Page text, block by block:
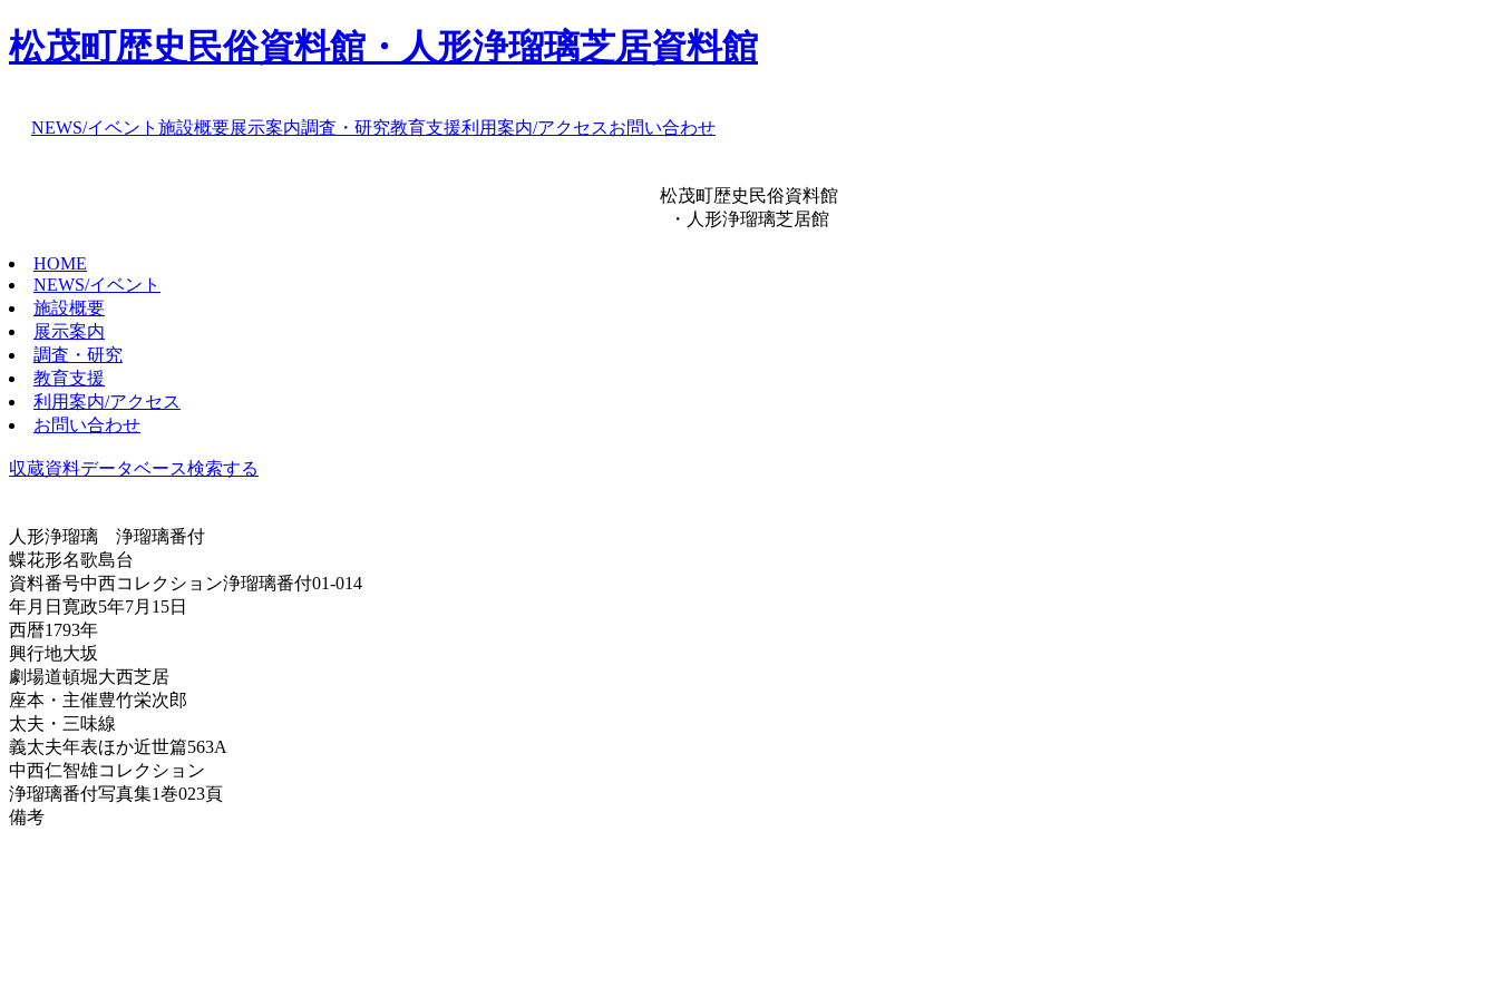
松茂町歴史民俗資料館・人形浄瑠璃芝居資料館
NEWS/イベント 施設概要展示案内調査・研究教育支援利用案内/アクセスお問い合わせ
松茂町歴史民俗資料館
・人形浄瑠璃芝居館
HOME
NEWS/イベント
施設概要
展示案内
調査・研究
教育支援
利用案内/アクセス
お問い合わせ
収蔵資料データベース検索する
人形浄瑠璃 浄瑠璃番付
蝶花形名歌島台
資料番号中西コレクション浄瑠璃番付01-014
年月日 寛政5年7月15日
西暦1793年
興行地大坂
劇場道頓堀大西芝居
座本・主催豊竹栄次郎
太夫・三味線
義太夫年表ほか近世篇563A
中西仁智雄コレクション
浄瑠璃番付写真集1巻023頁
備考